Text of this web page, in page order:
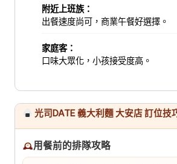
附近上班族：
出餐速度尚可，商業午餐好選擇。
家庭客：
口味大眾化，小孩接受度高。
光司DATE 義大利麵 大安店 訂位技
用餐前的排隊攻略